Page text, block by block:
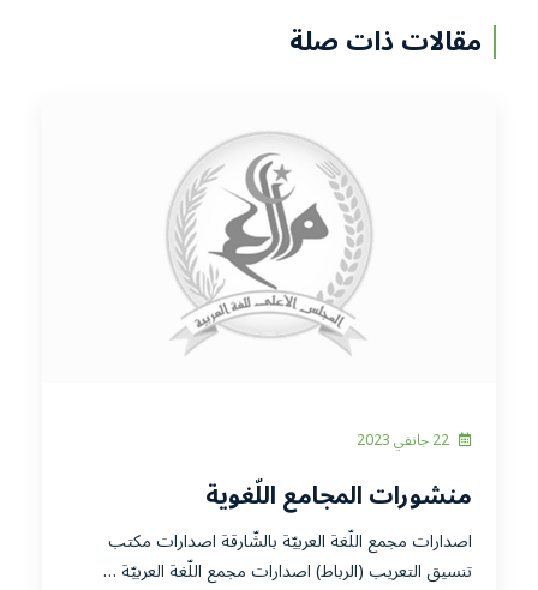
مقالات ذات صلة
منشورات المجامع اللّغوية
اصدارات مجمع اللّغة العربيّة بالشّارقة اصدارات مكتب
تنسيق التعريب (الرباط) اصدارات مجمع اللّغة العربيّة …